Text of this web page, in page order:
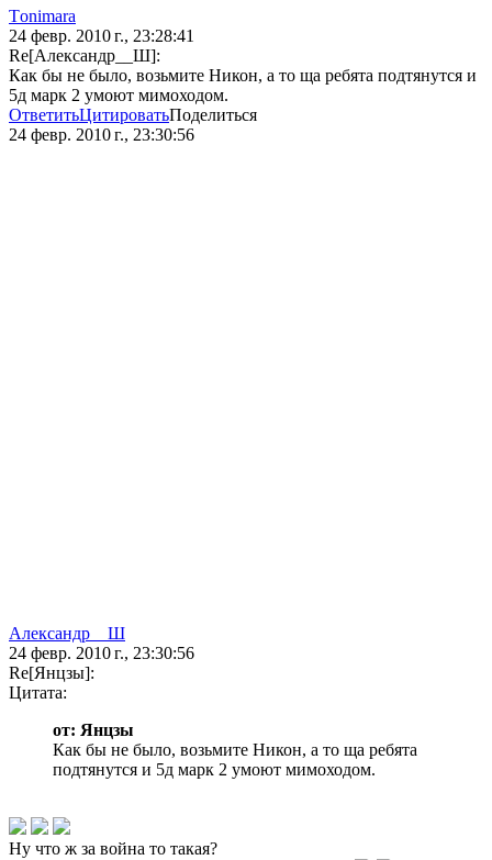
Тonimara
24 февр. 2010 г., 23:28:41
Re[Александр__Ш]:
Как бы не было, возьмите Никон, а то ща ребята подтянутся и
5д марк 2 умоют мимоходом.
ОтветитьЦитироватьПоделиться
24 февр. 2010 г., 23:30:56
Александр__Ш
24 февр. 2010 г., 23:30:56
Re[Янцзы]:
Цитата:
от: Янцзы
Как бы не было, возьмите Никон, а то ща ребята
подтянутся и 5д марк 2 умоют мимоходом.
Ну что ж за война то такая?